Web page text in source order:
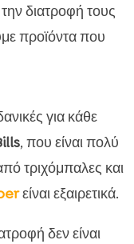
διατροφή τους
προϊόντα που
για κάθε
, που είναι πολύ
τριχόμπαλες και
είναι εξαιρετικά.
δεν είναι